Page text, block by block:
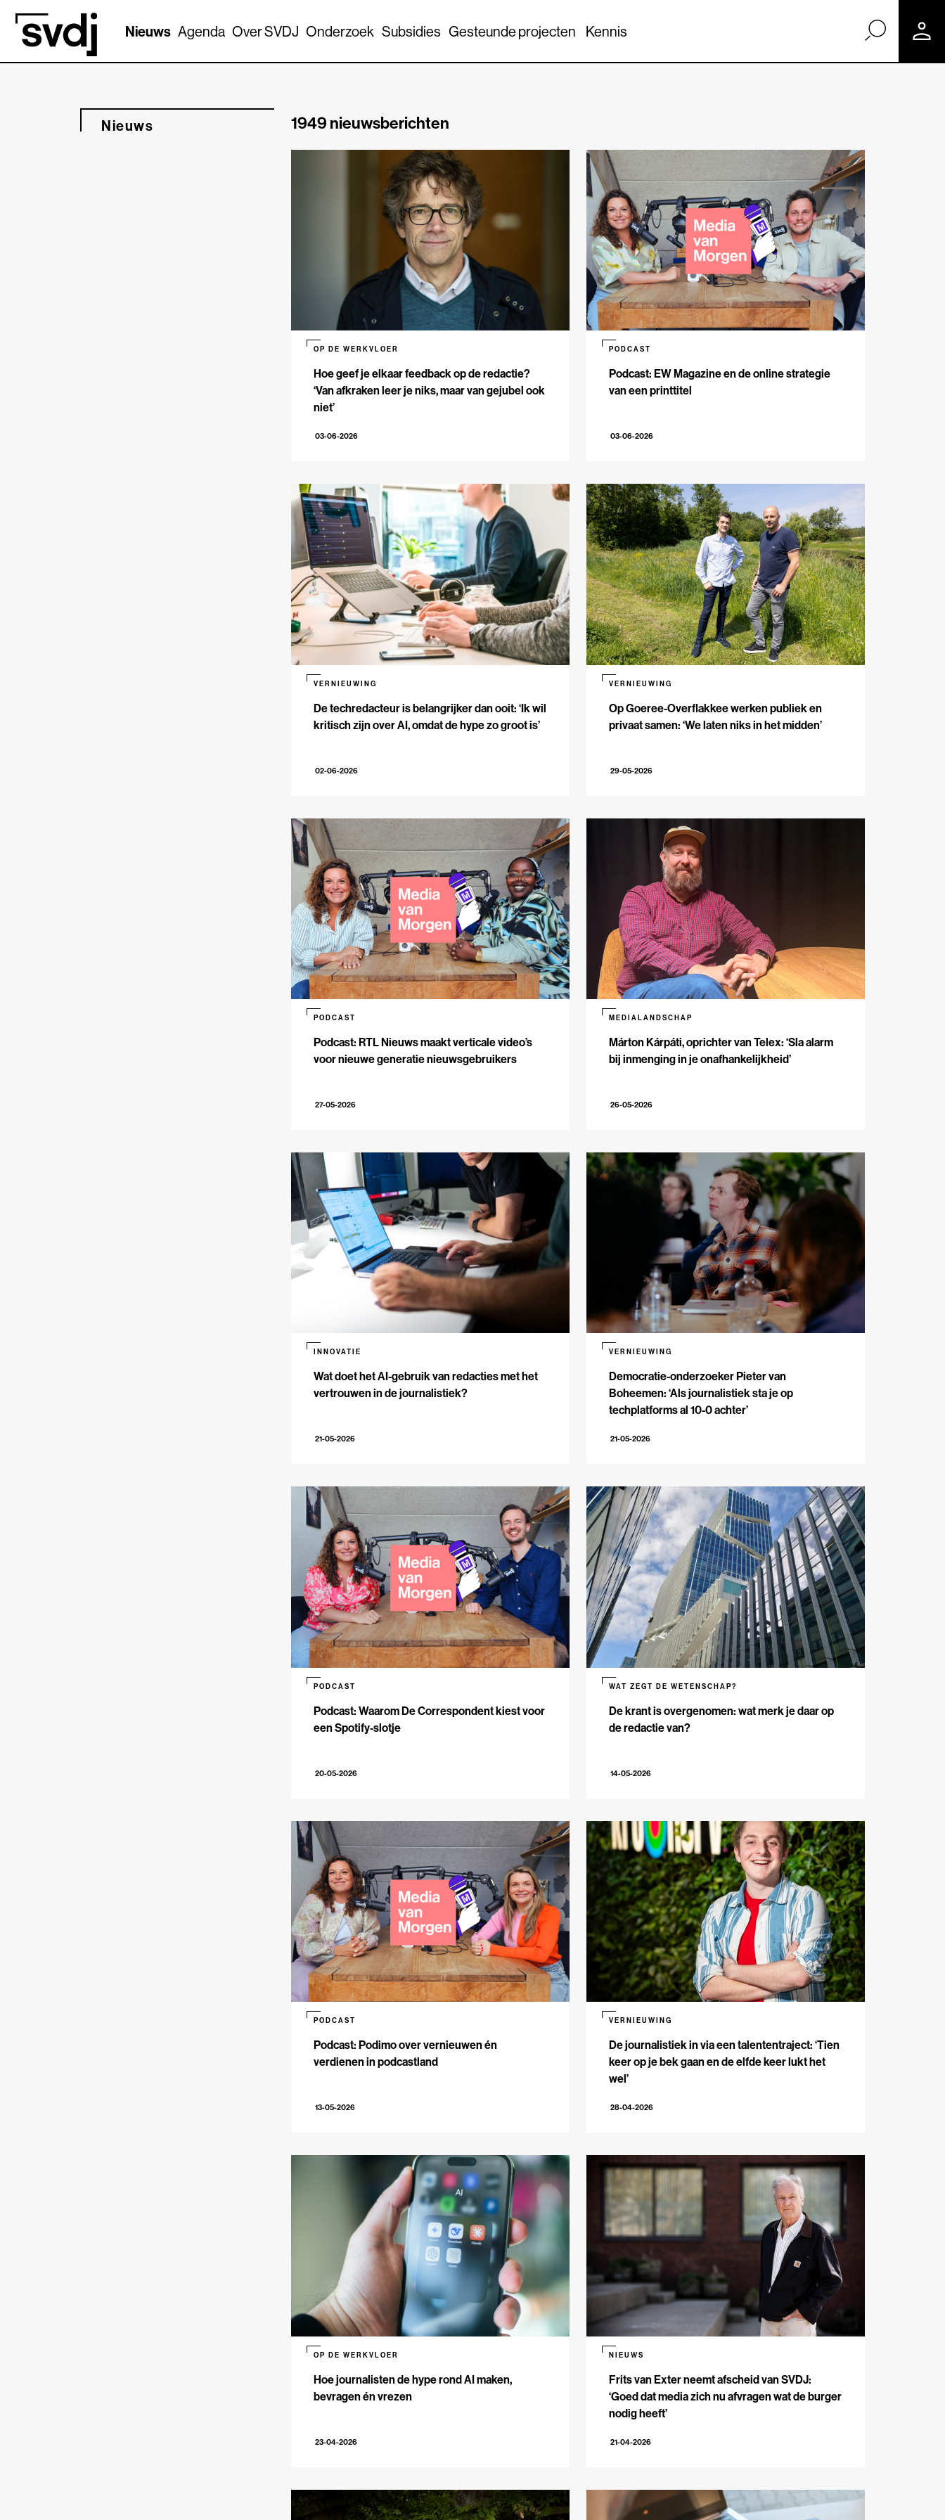
Naar hoofdinhoud
Nieuws Agenda Over SVDJ Onderzoek Subsidies Gesteunde projecten Kennis
Nieuws 1949 nieuwsberichten
Hoe geef je elkaar feedback op de redactie?
‘Van afkraken leer je niks, maar van gejubel ook
niet’
OP DE WERKVLOER
03-06-2026
Podcast: EW Magazine en de online strategie
van een printtitel
PODCAST
03-06-2026
De techredacteur is belangrijker dan ooit: ‘Ik wil
kritisch zijn over AI, omdat de hype zo groot is’
VERNIEUWING
02-06-2026
Op Goeree-Overflakkee werken publiek en
privaat samen: ‘We laten niks in het midden’
VERNIEUWING
29-05-2026
Podcast: RTL Nieuws maakt verticale video’s
voor nieuwe generatie nieuwsgebruikers
PODCAST
27-05-2026
Márton Kárpáti, oprichter van Telex: ‘Sla alarm
bij inmenging in je onafhankelijkheid’
MEDIALANDSCHAP
26-05-2026
Wat doet het AI-gebruik van redacties met het
vertrouwen in de journalistiek?
INNOVATIE
21-05-2026
Democratie-onderzoeker Pieter van
Boheemen: ‘Als journalistiek sta je op
techplatforms al 10-0 achter’
VERNIEUWING
21-05-2026
Podcast: Waarom De Correspondent kiest voor
een Spotify-slotje
PODCAST
20-05-2026
De krant is overgenomen: wat merk je daar op
de redactie van?
WAT ZEGT DE WETENSCHAP?
14-05-2026
Podcast: Podimo over vernieuwen én
verdienen in podcastland
PODCAST
13-05-2026
De journalistiek in via een talententraject: ‘Tien
keer op je bek gaan en de elfde keer lukt het
wel’
VERNIEUWING
28-04-2026
Hoe journalisten de hype rond AI maken,
bevragen én vrezen
OP DE WERKVLOER
23-04-2026
Frits van Exter neemt afscheid van SVDJ:
‘Goed dat media zich nu afvragen wat de burger
nodig heeft’
NIEUWS
21-04-2026